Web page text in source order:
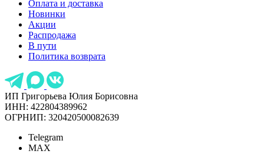
Оплата и доставка
Новинки
Акции
Распродажа
В пути
Политика возврата
ИП Григорьева Юлия Борисовна
ИНН: 422804389962
ОГРНИП: 320420500082639
Telegram
MAX